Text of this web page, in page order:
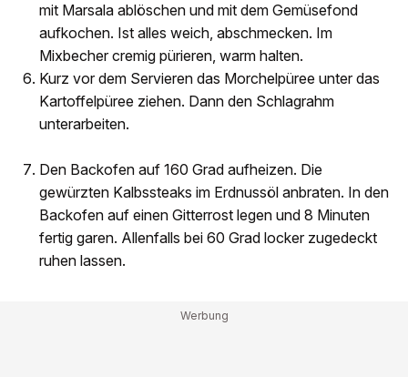
mit Marsala ablöschen und mit dem Gemüsefond
aufkochen. Ist alles weich, abschmecken. Im
Mixbecher cremig pürieren, warm halten.
Kurz vor dem Servieren das Morchelpüree unter das
Kartoffelpüree ziehen. Dann den Schlagrahm
unterarbeiten.
Den Backofen auf 160 Grad aufheizen. Die
gewürzten Kalbssteaks im Erdnussöl anbraten. In den
Backofen auf einen Gitterrost legen und 8 Minuten
fertig garen. Allenfalls bei 60 Grad locker zugedeckt
ruhen lassen.